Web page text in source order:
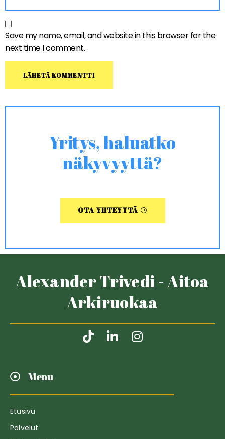
Save my name, email, and website in this browser for the
next time I comment.
Yritys, haluatko
näkyvyyttä?
OTA YHTEYTTÄ
Alexander Trivedi - Aitoa
Arkiruokaa
Menu
Etusivu
Palvelut